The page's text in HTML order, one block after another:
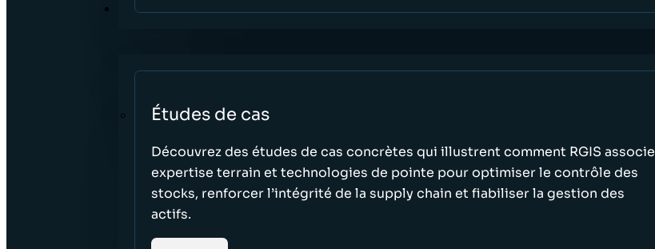
RESSOURCES
Études de cas
Découvrez des études de cas concrètes qui illustrent comment RGIS associe
expertise terrain et technologies de pointe pour optimiser le contrôle des
stocks, renforcer l’intégrité de la supply chain et fiabiliser la gestion des
actifs.